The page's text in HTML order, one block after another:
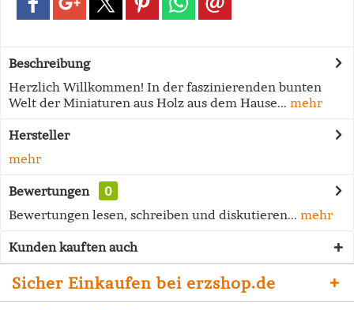
Beschreibung
Herzlich Willkommen! In der faszinierenden bunten
Welt der Miniaturen aus Holz aus dem Hause... mehr
Hersteller
mehr
Bewertungen
0
Bewertungen lesen, schreiben und diskutieren... mehr
Kunden kauften auch
Sicher Einkaufen bei erzshop.de